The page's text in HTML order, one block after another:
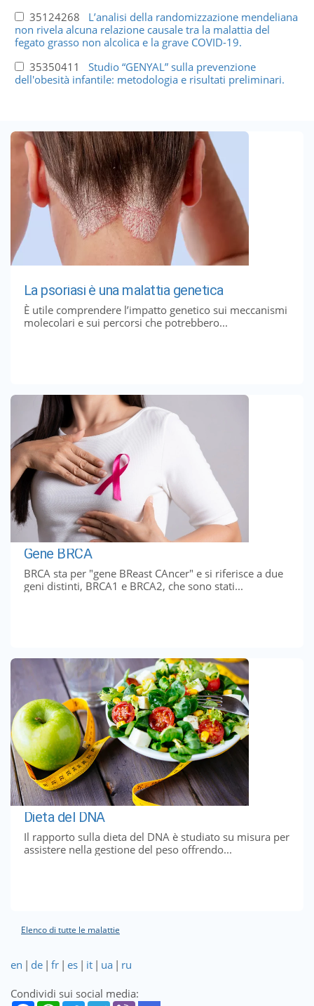
35124268 L’analisi della randomizzazione mendeliana
non rivela alcuna relazione causale tra la malattia del
fegato grasso non alcolica e la grave COVID-19.
35350411 Studio “GENYAL” sulla prevenzione
dell'obesità infantile: metodologia e risultati preliminari.
La psoriasi è una malattia genetica
È utile comprendere l’impatto genetico sui meccanismi
molecolari e sui percorsi che potrebbero...
Gene BRCA
BRCA sta per "gene BReast CAncer" e si riferisce a due
geni distinti, BRCA1 e BRCA2, che sono stati...
Dieta del DNA
Il rapporto sulla dieta del DNA è studiato su misura per
assistere nella gestione del peso offrendo...
Elenco di tutte le malattie
en | de | fr | es | it | ua | ru
Condividi sui social media: